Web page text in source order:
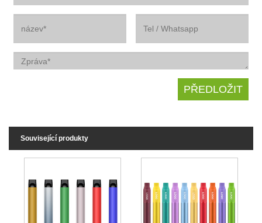
Související produkty